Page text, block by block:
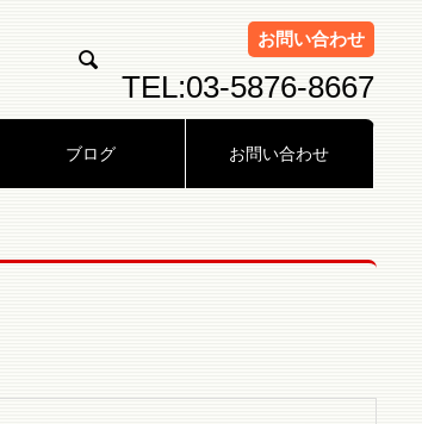

TEL:03-5876-8667
お問い合わせ
ブログ お問い合わせ